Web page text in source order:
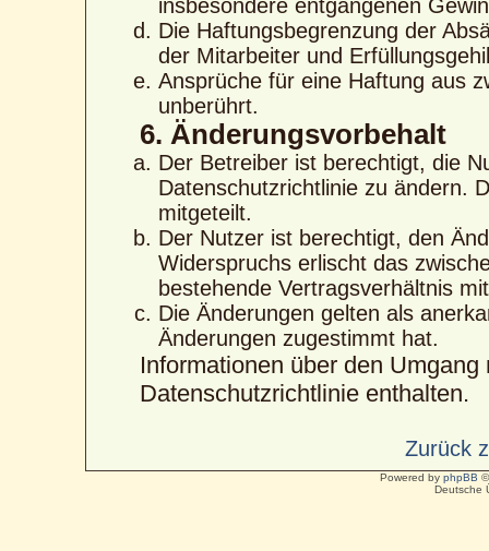
insbesondere entgangenen
Die Haftungsbegrenzung der
der Mitarbeiter und
Ansprüche für eine Haftung aus
unberührt.
6. Änderungsvorbehalt
Der Betreiber ist berechtigt, die
Datenschutzrichtlinie zu ändern.
mitgeteilt.
Der Nutzer ist berechtigt, den
Widerspruchs erlischt das
bestehende Vertragsverhältnis
Die Änderungen gelten als
Änderungen zugestimmt hat.
Informationen über den
Datenschutzrichtlinie enthalten.
Zurück
Powered by phpBB
Deutsche